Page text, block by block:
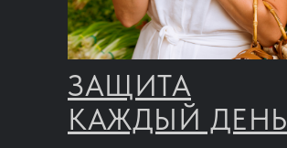
ЗАЩИТА
КАЖДЫЙ ДЕНЬ